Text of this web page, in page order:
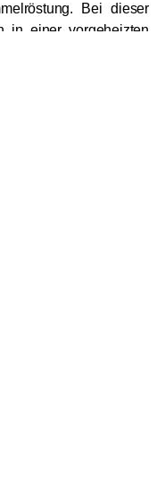
Bei dieser
in einer vorgeheizten